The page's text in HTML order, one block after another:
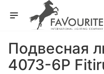
Подвесная
4073-6P